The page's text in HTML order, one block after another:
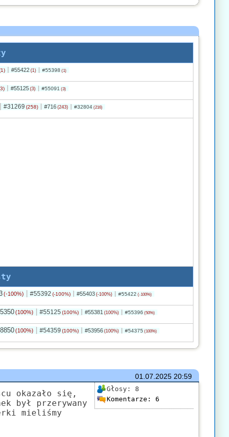
#55422 (1) #55398 (1)
#55125 (3) #55091 (3)
#31269 (258) #716 (243) #32804 (216)
(-100%) #55392 (-100%) #55403 (-100%) #55422 (-100%)
(100%) #55125 (100%) #55381 (100%) #55396 (50%)
(100%) #54359 (100%) #53956 (100%) #54375 (100%)
01.07.202520:59
Głosy: 8
Komentarze: 6
okazało się,
był przerywany
mieliśmy